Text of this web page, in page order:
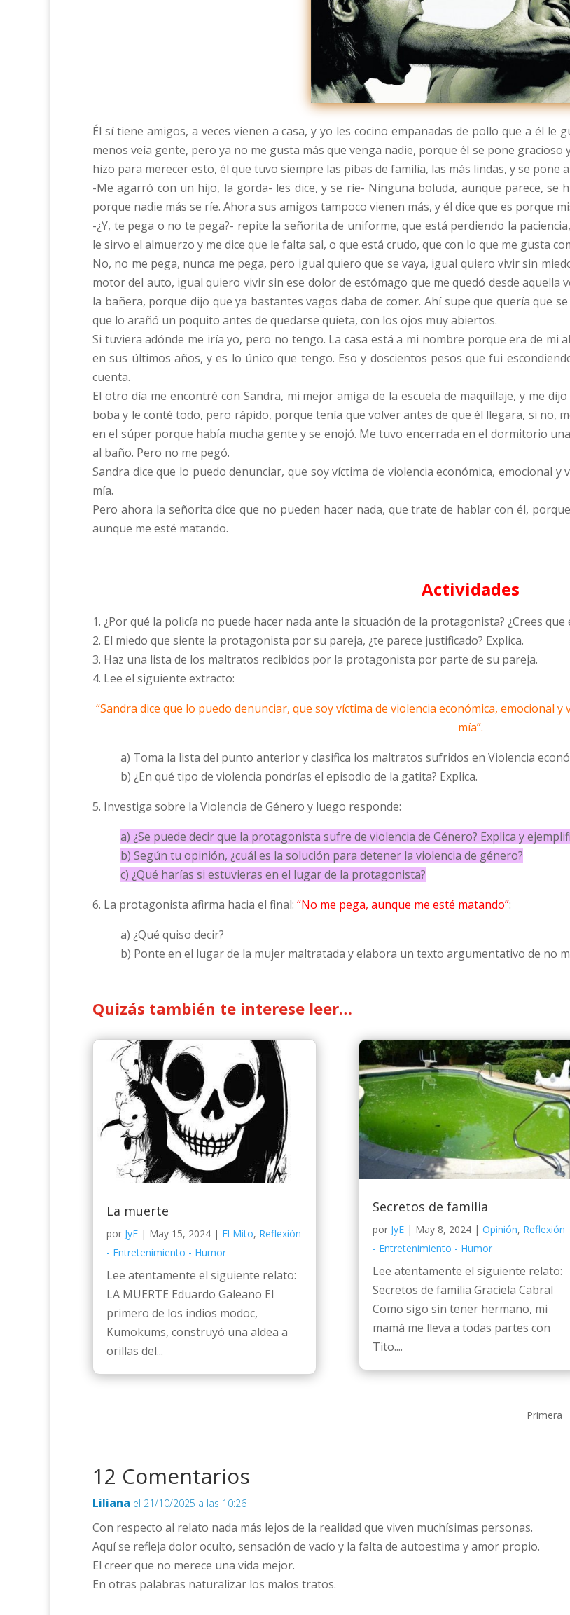
Él sí tiene amigos, a veces vienen a casa, y yo les cocino empanadas de pollo que a él
menos veía gente, pero ya no me gusta más que venga nadie, porque él se pone gracioso
hizo para merecer esto, él que tuvo siempre las pibas de familia, las más lindas, y se pone
-Me agarró con un hijo, la gorda- les dice, y se ríe- Ninguna boluda, aunque parece, se
porque nadie más se ríe. Ahora sus amigos tampoco vienen más, y él dice que es porque
-¿Y, te pega o no te pega?- repite la señorita de uniforme, que está perdiendo la
le sirvo el almuerzo y me dice que le falta sal, o que está crudo, que con lo que me gusta
No, no me pega, nunca me pega, pero igual quiero que se vaya, igual quiero vivir sin
motor del auto, igual quiero vivir sin ese dolor de estómago que me quedó desde
la bañera, porque dijo que ya bastantes vagos daba de comer. Ahí supe que quería que
que lo arañó un poquito antes de quedarse quieta, con los ojos muy abiertos.
Si tuviera adónde me iría yo, pero no tengo. La casa está a mi nombre porque era de mi
en sus últimos años, y es lo único que tengo. Eso y doscientos pesos que fui
cuenta.
El otro día me encontré con Sandra, mi mejor amiga de la escuela de maquillaje, y me
boba y le conté todo, pero rápido, porque tenía que volver antes de que él llegara, si no,
en el súper porque había mucha gente y se enojó. Me tuvo encerrada en el dormitorio
al baño. Pero no me pegó.
Sandra dice que lo puedo denunciar, que soy víctima de violencia económica, emocional
mía.
Pero ahora la señorita dice que no pueden hacer nada, que trate de hablar con él,
aunque me esté matando.
Actividades
1. ¿Por qué la policía no puede hacer nada ante la situación de la protagonista? ¿Crees
2. El miedo que siente la protagonista por su pareja, ¿te parece justificado? Explica.
3. Haz una lista de los maltratos recibidos por la protagonista por parte de su pareja.
4. Lee el siguiente extracto:
“Sandra dice que lo puedo denunciar, que soy víctima de violencia económica, emocional
mía”.
a) Toma la lista del punto anterior y clasifica los maltratos sufridos en Violencia
b) ¿En qué tipo de violencia pondrías el episodio de la gatita? Explica.
5. Investiga sobre la Violencia de Género y luego responde:
a) ¿Se puede decir que la protagonista sufre de violencia de Género? Explica y
b) Según tu opinión, ¿cuál es la solución para detener la violencia de género?
c) ¿Qué harías si estuvieras en el lugar de la protagonista?
6. La protagonista afirma hacia el final: “No me pega, aunque me esté matando”:
a) ¿Qué quiso decir?
b) Ponte en el lugar de la mujer maltratada y elabora un texto argumentativo de no
Quizás también te interese leer…
La muerte
por JyE | May 15, 2024 | El Mito, Reflexión
- Entretenimiento - Humor
Lee atentamente el siguiente relato:
LA MUERTE Eduardo Galeano El
primero de los indios modoc,
Kumokums, construyó una aldea a
orillas del...
Secretos de familia
por JyE| May 8, 2024| Opinión, Reflexión
- Entretenimiento - Humor
Lee atentamente el siguiente relato:
Secretos de familia Graciela Cabral
Como sigo sin tener hermano, mi
mamá me lleva a todas partes con
Tito....
Primera
12 Comentarios
Liliana el 21/10/2025 a las 10:26
Con respecto al relato nada más lejos de la realidad que viven muchísimas personas.
Aquí se refleja dolor oculto, sensación de vacío y la falta de autoestima y amor propio.
El creer que no merece una vida mejor.
En otras palabras naturalizar los malos tratos.